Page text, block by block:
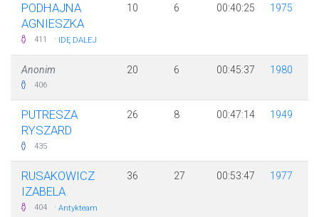
PODHAJNA
AGNIESZKA
411 · IDĘ DALEJ
10 6 00:40:25 1975
Anonim
406
20 6 00:45:37 1980
PUTRESZA
RYSZARD
435
26 8 00:47:14 1949
RUSAKOWICZ
IZABELA
404 · Antykteam
36 27 00:53:47 1977